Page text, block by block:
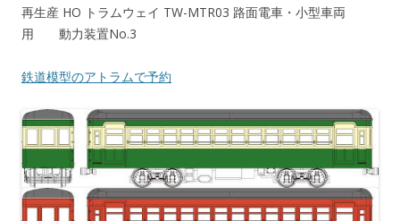
再生産 HO トラムウェイ TW-MTR03 路面電車・小型車両
用 動力装置No.3
鉄道模型のアトラムで予約